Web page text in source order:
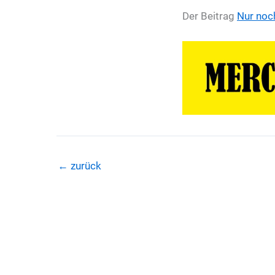
Der Beitrag Nur
← zurück